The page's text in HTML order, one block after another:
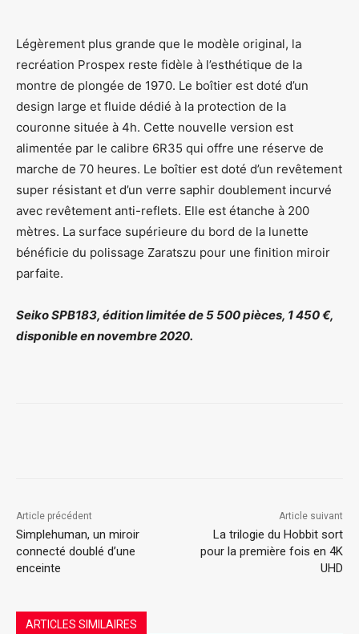
Légèrement plus grande que le modèle original, la
recréation Prospex reste fidèle à l’esthétique de la
montre de plongée de 1970. Le boîtier est doté d’un
design large et fluide dédié à la protection de la
couronne située à 4h. Cette nouvelle version est
alimentée par le calibre 6R35 qui offre une réserve de
marche de 70 heures. Le boîtier est doté d’un revêtement
super résistant et d’un verre saphir doublement incurvé
avec revêtement anti-reflets. Elle est étanche à 200
mètres. La surface supérieure du bord de la lunette
bénéficie du polissage Zaratszu pour une finition miroir
parfaite.
Seiko SPB183, édition limitée de 5 500 pièces, 1 450 €,
disponible en novembre 2020.
Article précédent
Simplehuman, un miroir
connecté doublé d’une
enceinte
Article suivant
La trilogie du Hobbit sort
pour la première fois en 4K
UHD
ARTICLES SIMILAIRES